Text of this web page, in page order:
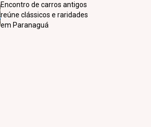
Encontro de carros antigos
reúne clássicos e raridades
em Paranaguá